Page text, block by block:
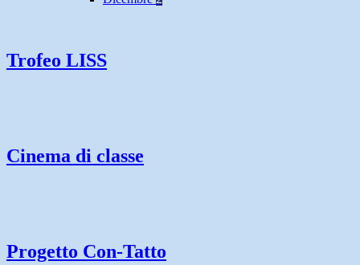
Trofeo LISS
Cinema di classe
Progetto Con-Tatto